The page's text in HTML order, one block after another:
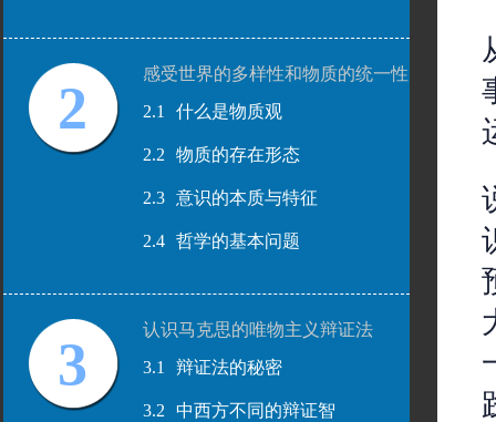
2
感受世界的多样性和物质的统一性
2.1
什么是物质观
2.2 物质的存在形态
2.3 意识的本质与特征
2.4 哲学的基本问题
3
认识马克思的唯物主义辩证法
3.1
辩证法的秘密
3.2
中西方不同的辩证智